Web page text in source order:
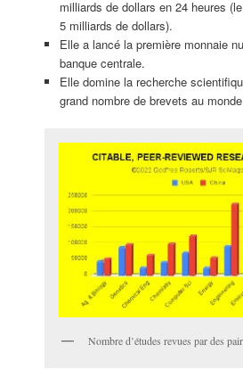
milliards de dollars en 24 heures
5 milliards de dollars).
Elle a lancé la première monnaie
banque centrale.
Elle domine la recherche
grand nombre de brevets au
Nombre d’études revues par des